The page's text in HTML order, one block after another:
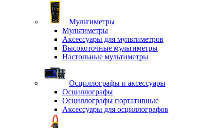
Мультиметры
Мультиметры
Аксессуары для мультиметров
Высокоточные мультиметры
Настольные мультиметры
Осциллографы и аксессуары
Осциллографы
Осциллографы портативные
Аксессуары для осциллографов